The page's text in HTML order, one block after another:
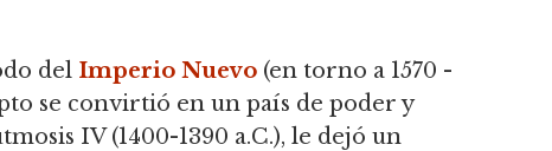
del Imperio Nuevo (en torno a 1570 -
se convirtió en un país de poder y
IV (1400-1390 a.C.), le dejó un